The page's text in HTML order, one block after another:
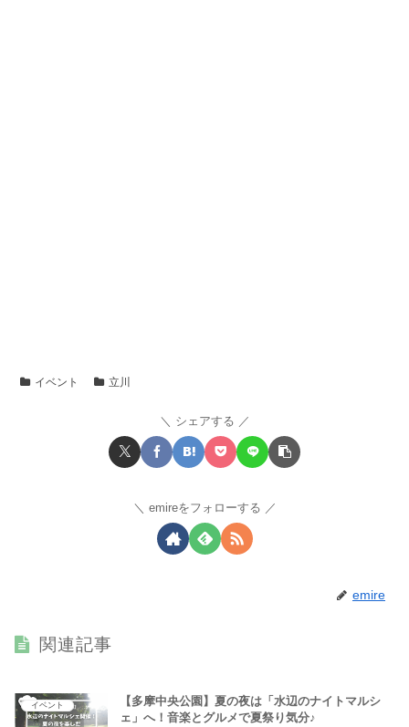
イベント 立川
シェアする
emireをフォローする
emire
関連記事
イベント
【多摩中央公園】夏の夜は「水辺のナイトマルシ
ェ」へ！音楽とグルメで夏祭り気分♪